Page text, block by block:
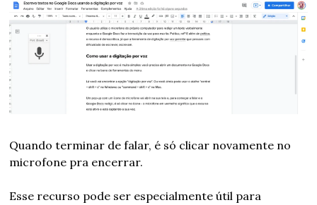
Quando terminar de falar, é só clicar novamente no
microfone pra encerrar.
Esse recurso pode ser especialmente útil para